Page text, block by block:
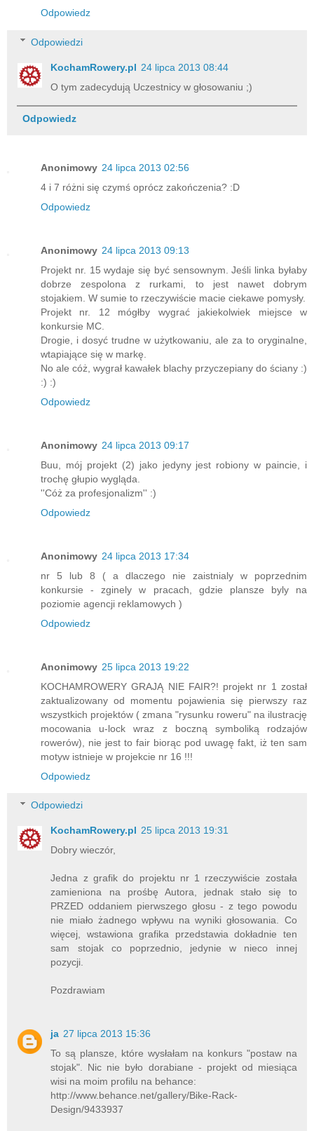
Odpowiedz
Odpowiedzi
KochamRowery.pl 24 lipca 2013 08:44
O tym zadecydują Uczestnicy w głosowaniu ;)
Odpowiedz
Anonimowy 24 lipca 2013 02:56
4 i 7 różni się czymś oprócz zakończenia? :D
Odpowiedz
Anonimowy 24 lipca 2013 09:13
Projekt nr. 15 wydaje się być sensownym. Jeśli linka byłaby
dobrze zespolona z rurkami, to jest nawet dobrym
stojakiem. W sumie to rzeczywiście macie ciekawe pomysły.
Projekt nr. 12 mógłby wygrać jakiekolwiek miejsce w
konkursie MC.
Drogie, i dosyć trudne w użytkowaniu, ale za to oryginalne,
wtapiające się w markę.
No ale cóż, wygrał kawałek blachy przyczepiany do ściany :)
:) :)
Odpowiedz
Anonimowy 24 lipca 2013 09:17
Buu, mój projekt (2) jako jedyny jest robiony w paincie, i
trochę głupio wygląda.
''Cóż za profesjonalizm'' :)
Odpowiedz
Anonimowy 24 lipca 2013 17:34
nr 5 lub 8 ( a dlaczego nie zaistnialy w poprzednim
konkursie - zginely w pracach, gdzie plansze byly na
poziomie agencji reklamowych )
Odpowiedz
Anonimowy 25 lipca 2013 19:22
KOCHAMROWERY GRAJĄ NIE FAIR?! projekt nr 1 został
zaktualizowany od momentu pojawienia się pierwszy raz
wszystkich projektów ( zmana "rysunku roweru" na ilustrację
mocowania u-lock wraz z boczną symboliką rodzajów
rowerów), nie jest to fair biorąc pod uwagę fakt, iż ten sam
motyw istnieje w projekcie nr 16 !!!
Odpowiedz
Odpowiedzi
KochamRowery.pl 25 lipca 2013 19:31
Dobry wieczór,
Jedna z grafik do projektu nr 1 rzeczywiście została
zamieniona na prośbę Autora, jednak stało się to
PRZED oddaniem pierwszego głosu - z tego powodu
nie miało żadnego wpływu na wyniki głosowania. Co
więcej, wstawiona grafika przedstawia dokładnie ten
sam stojak co poprzednio, jedynie w nieco innej
pozycji.
Pozdrawiam
ja 27 lipca 2013 15:36
To są plansze, które wysłałam na konkurs "postaw na
stojak". Nic nie było dorabiane - projekt od miesiąca
wisi na moim profilu na behance:
http://www.behance.net/gallery/Bike-Rack-
Design/9433937